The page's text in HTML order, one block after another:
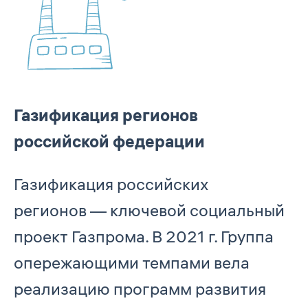
Газификация регионов
российской федерации
Газификация российских
регионов — ключевой социальный
проект Газпрома. В 2021 г. Группа
опережающими темпами вела
реализацию программ развития